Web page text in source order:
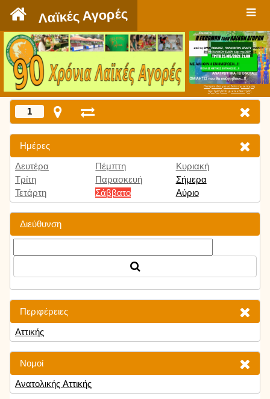
Λαϊκές Αγορές
Πατήστε εδώ για να δείτε την εκπομπή
την Τρίτη 9:00 μμ και κάθε Τρίτη
1
Ημέρες
Δευτέρα
Τρίτη
Τετάρτη
Πέμπτη
Παρασκευή
Σάββατο
Κυριακή
Σήμερα
Αύριο
Διεύθυνση
Περιφέρειες
Αττικής
Νομοί
Ανατολικής Αττικής